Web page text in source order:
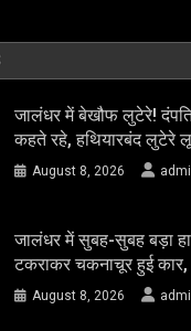
जालंधर में बेखौफ लुटेरे!
कहते रहे, हथियारबंद लुटेरे
August 8, 2026
जालंधर में सुबह-सुबह बड़ा
टकराकर चकनाचूर हुई कार,
August 8, 2026